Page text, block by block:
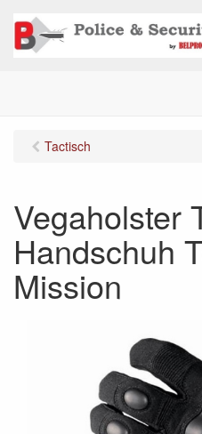
Tactisch
Vegaholster
Handschuh
Mission